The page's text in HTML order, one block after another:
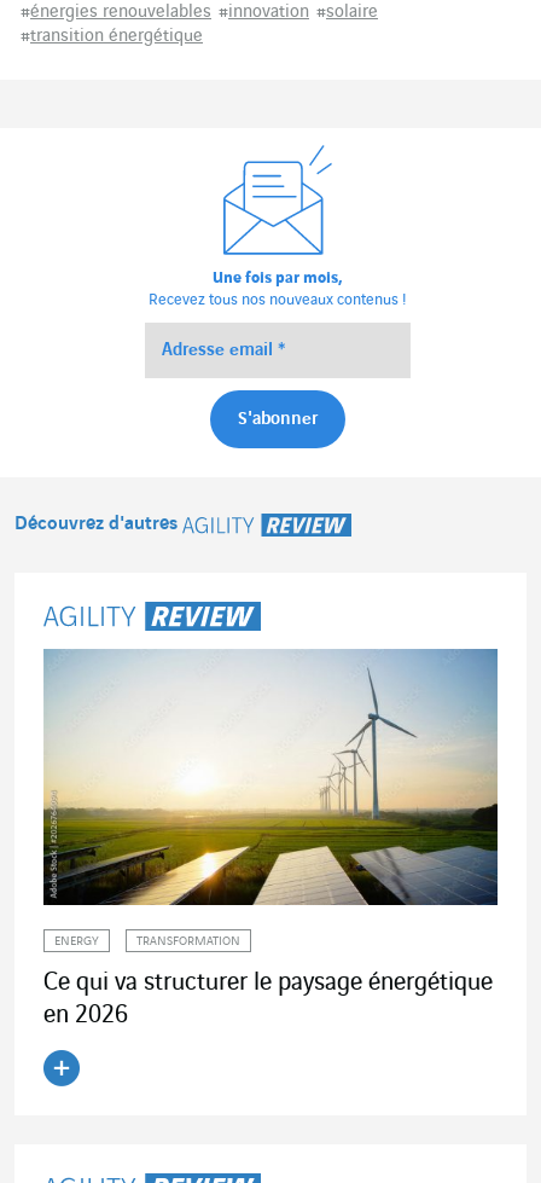
#énergies renouvelables #innovation #solaire
#transition énergétique
Une fois par mois,
Recevez tous nos nouveaux contenus !
Découvrez d'autres
ENERGY TRANSFORMATION
Ce qui va structurer le paysage énergétique
en 2026